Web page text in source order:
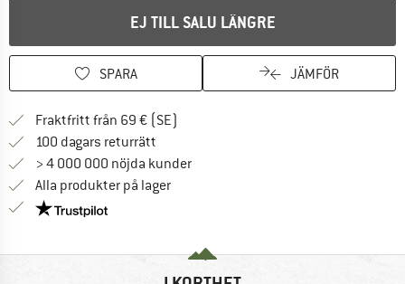
EJ TILL SALU LÄNGRE
SPARA JÄMFÖR
Fraktfritt från 69 € (SE)
100 dagars returrätt
> 4 000 000 nöjda kunder
Alla produkter på lager
Trust Pilot-garanti - hitta all information här!